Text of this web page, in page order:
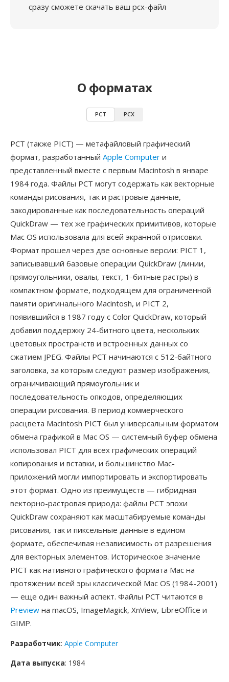
сразу сможете скачать ваш pcx-файл
О форматах
PCT PCX
PCT (также PICT) — метафайловый графический
формат, разработанный Apple Computer и
представленный вместе с первым Macintosh в январе
1984 года. Файлы PCT могут содержать как векторные
команды рисования, так и растровые данные,
закодированные как последовательность операций
QuickDraw — тех же графических примитивов, которые
Mac OS использовала для всей экранной отрисовки.
Формат прошел через две основные версии: PICT 1,
записывавший базовые операции QuickDraw (линии,
прямоугольники, овалы, текст, 1-битные растры) в
компактном формате, подходящем для ограниченной
памяти оригинального Macintosh, и PICT 2,
появившийся в 1987 году с Color QuickDraw, который
добавил поддержку 24-битного цвета, нескольких
цветовых пространств и встроенных данных со
сжатием JPEG. Файлы PCT начинаются с 512-байтного
заголовка, за которым следуют размер изображения,
ограничивающий прямоугольник и
последовательность опкодов, определяющих
операции рисования. В период коммерческого
расцвета Macintosh PICT был универсальным форматом
обмена графикой в Mac OS — системный буфер обмена
использовал PICT для всех графических операций
копирования и вставки, и большинство Mac-
приложений могли импортировать и экспортировать
этот формат. Одно из преимуществ — гибридная
векторно-растровая природа: файлы PCT эпохи
QuickDraw сохраняют как масштабируемые команды
рисования, так и пиксельные данные в едином
формате, обеспечивая независимость от разрешения
для векторных элементов. Историческое значение
PICT как нативного графического формата Mac на
протяжении всей эры классической Mac OS (1984-2001)
— еще один важный аспект. Файлы PCT читаются в
Preview на macOS, ImageMagick, XnView, LibreOffice и
GIMP.
Разработчик: Apple Computer
Дата выпуска: 1984